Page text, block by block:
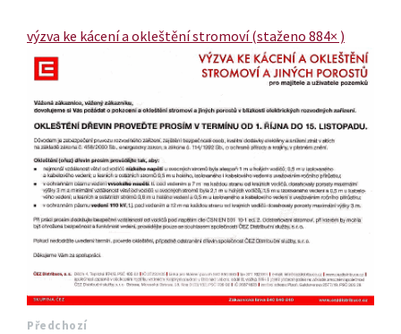
výzva ke kácení a okleštění stromoví (staženo 884× )
Předchozí